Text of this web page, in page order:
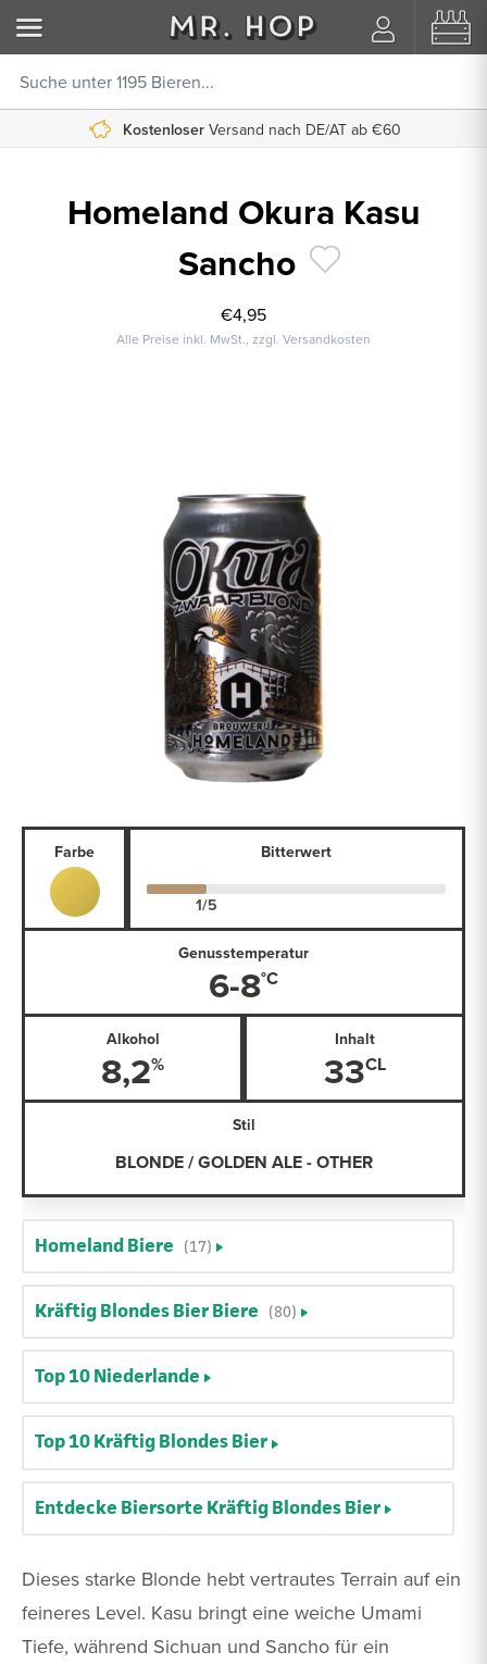
Kostenloser Versand nach DE/AT ab €60
Homeland Okura Kasu
Sancho
€4,95
Alle Preise inkl. MwSt., zzgl. Versandkosten
Dieses starke Blonde hebt vertrautes Terrain auf ein
feineres Level. Kasu bringt eine weiche Umami
Tiefe, während Sichuan und Sancho für ein
Farbe Bitterwert
Genusstemperatur
6-8
Alkohol
8,2
Inhalt
33
Stil
BLONDE / GOLDEN ALE - OTHER
Homeland Biere (17)
Kräftig Blondes Bier Biere (80)
Top 10 Niederlande
Top 10 Kräftig Blondes Bier
Entdecke Biersorte Kräftig Blondes Bier